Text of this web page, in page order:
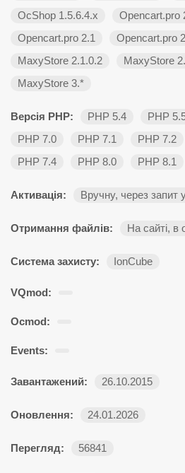
OcShop 1.5.6.4.х
Opencart.pro
Opencart.pro 2.1
Opencart.pro
MaxyStore 2.1.0.2
MaxyStore
MaxyStore 3.*
Версія PHP: PHP 5.4 PHP
PHP 7.0
PHP 7.1 PHP 7.2
PHP 7.4
PHP 8.0 PHP 8.1
Активація: Вручну, через запит
Отримання файлів: На сайті, в
Система захисту: IonCube
VQmod:
Ocmod:
Events:
Завантажений: 26.10.2015
Оновлення: 24.01.2026
Перегляд: 56841